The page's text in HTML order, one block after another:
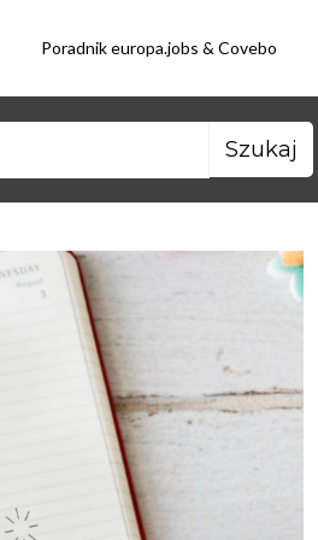
Poradnik europa.jobs & Covebo